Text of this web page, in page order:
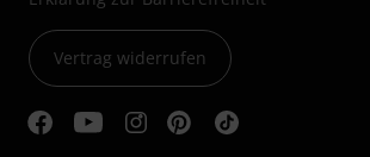
Vertrag widerrufen